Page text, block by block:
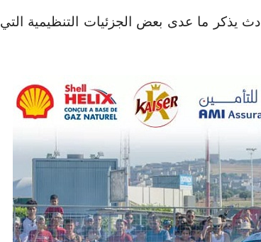
يذكر ما عدى بعض الجزئيات التنظيمية التي